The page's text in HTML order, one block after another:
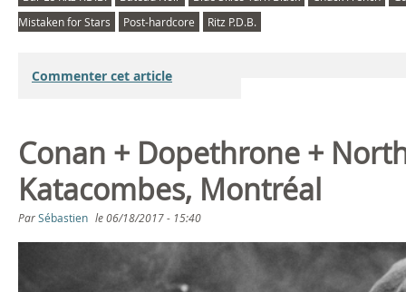
Mistaken for Stars
Post-hardcore Ritz P.D.B.
Commenter cet article
Conan + Dopethrone +
Katacombes, Montréal
ParSébastien le06/18/2017 - 15:40